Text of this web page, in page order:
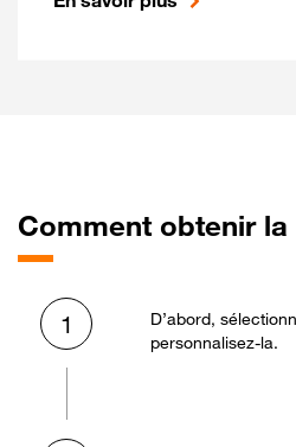
Comment obtenir la
1
D’abord,
personnalisez-la.